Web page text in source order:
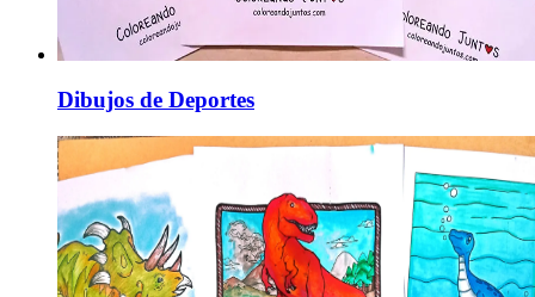
Dibujos de Deportes